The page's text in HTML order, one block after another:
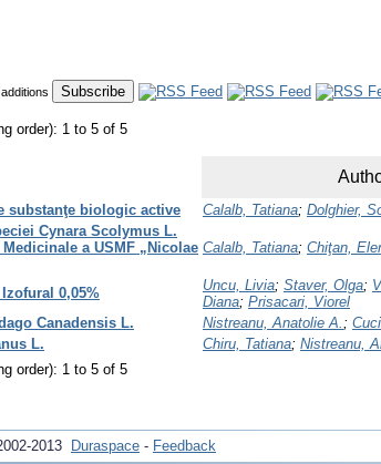
order): 1 to 5 of 5
substanţe biologic active Calalb, Tatiana; Dolghier,
Cynara Scolymus L.
a USMF „Nicolae Calalb, Tatiana; Chiţan,
0,05% Uncu, Livia; Staver, Olga;
Diana; Prisacari, Viorel
Canadensis L. Nistreanu, Anatolie A.;
L. Chiru, Tatiana; Nistreanu,
order): 1 to 5 of 5
2013 Duraspace - Feedback